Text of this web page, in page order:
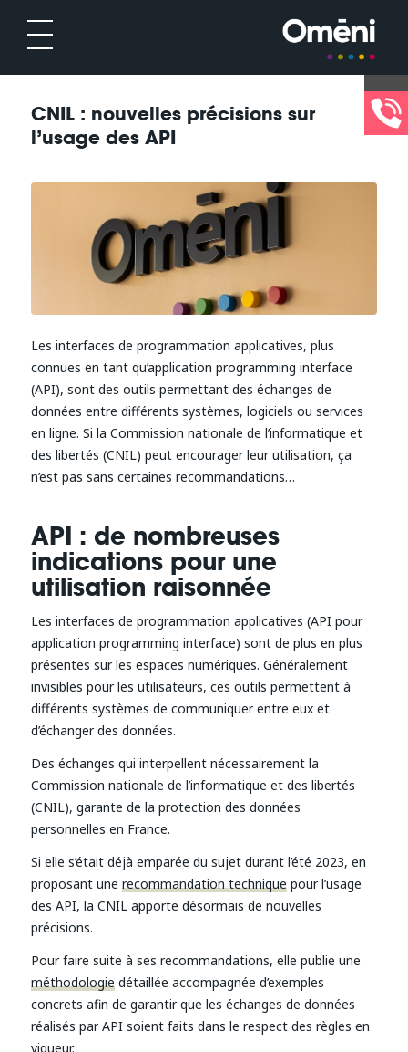
CNIL : nouvelles précisions sur
l’usage des API
Les interfaces de programmation applicatives, plus
connues en tant qu’application programming interface
(API), sont des outils permettant des échanges de
données entre différents systèmes, logiciels ou services
en ligne. Si la Commission nationale de l’informatique et
des libertés (CNIL) peut encourager leur utilisation, ça
n’est pas sans certaines recommandations…
API : de nombreuses
indications pour une
utilisation raisonnée
Les interfaces de programmation applicatives (API pour
application programming interface) sont de plus en plus
présentes sur les espaces numériques. Généralement
invisibles pour les utilisateurs, ces outils permettent à
différents systèmes de communiquer entre eux et
d’échanger des données.
Des échanges qui interpellent nécessairement la
Commission nationale de l’informatique et des libertés
(CNIL), garante de la protection des données
personnelles en France.
Si elle s’était déjà emparée du sujet durant l’été 2023, en
proposant une recommandation techniquepour l’usage
des API, la CNIL apporte désormais de nouvelles
précisions.
Pour faire suite à ses recommandations, elle publie une
méthodologiedétaillée accompagnée d’exemples
concrets afin de garantir que les échanges de données
réalisés par API soient faits dans le respect des règles en
vigueur.